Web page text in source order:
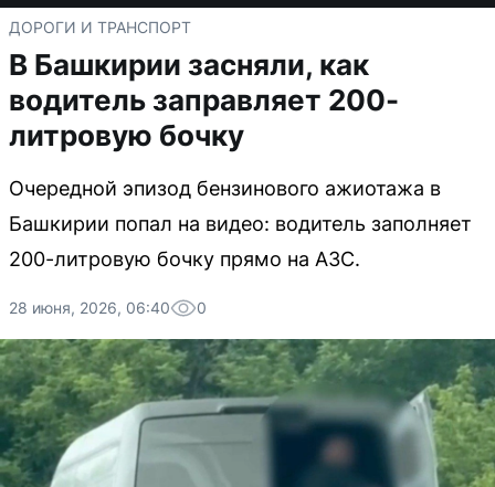
ДОРОГИ И ТРАНСПОРТ
В Башкирии засняли, как
водитель заправляет 200-
литровую бочку
Очередной эпизод бензинового ажиотажа в
Башкирии попал на видео: водитель заполняет
200-литровую бочку прямо на АЗС.
28 июня, 2026, 06:40 0